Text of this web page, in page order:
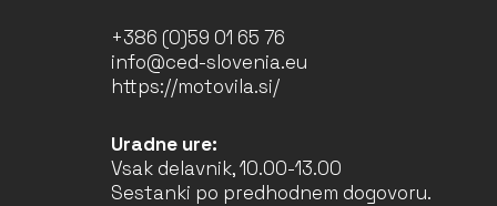
+386 (0)59 01 65 76
info@ced-slovenia.eu
https://motovila.si/
Uradne ure:
Vsak delavnik, 10.00-13.00
Sestanki po predhodnem dogovoru.